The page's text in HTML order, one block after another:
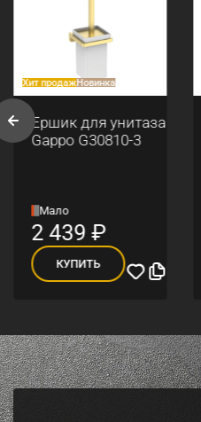
Хит продажНовинка
Ершик для унитаза
Gappo G30810-3
Мало
2 439₽
КУПИТЬ